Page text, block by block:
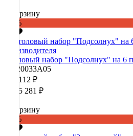
В корзину
-60%
Столовый набор "Подсолнух" на 6
90020033А05
422 112 ₽
1 055 281 ₽
В корзину
-60%